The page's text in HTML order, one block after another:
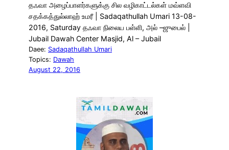
தஃவா அழைப்பாளர்களுக்கு சில வழிகாட்டல்கள் மவ்ளவி
சதக்கத்துல்லாஹ் உமரீ | Sadaqathullah Umari 13-08-
2016, Saturday தஃவா நிலைய பள்ளி, அல் –ஜுபைல் |
Jubail Dawah Center Masjid, Al – Jubail
Daee: Sadaqathullah Umari
Topics: Dawah
August 22, 2016